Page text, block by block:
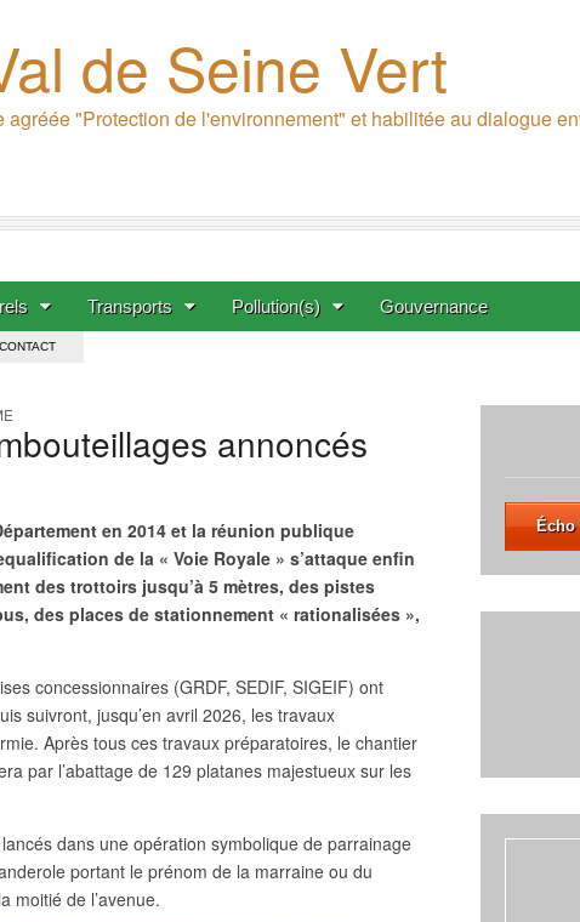
de Seine Vert
"Protection de l'environnement" et habilitée au dialogue
Transports Pollution(s) Gouvernance
annoncés
en 2014 et la réunion publique
de la « Voie Royale » s’attaque enfin
des trottoirs jusqu’à 5 mètres, des pistes
des places de stationnement « rationalisées »,
concessionnaires (GRDF, SEDIF, SIGEIF) ont
suivront, jusqu’en avril 2026, les travaux
Après tous ces travaux préparatoires, le chantier
par l’abattage de 129 platanes majestueux sur les
dans une opération symbolique de parrainage
portant le prénom de la marraine ou du
moitié de l’avenue.
Écho